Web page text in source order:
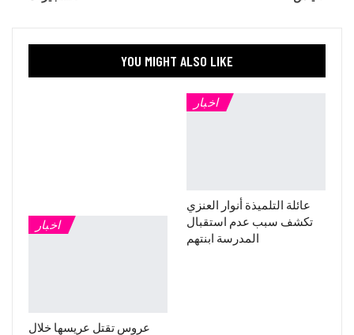
YOU MIGHT ALSO LIKE
اخبار
عروس تقتل عريسها خلال
اخبار
عائلة التلميذة أنوار العنزي
تكشف سبب عدم استقبال
المدرسة ابنتهم